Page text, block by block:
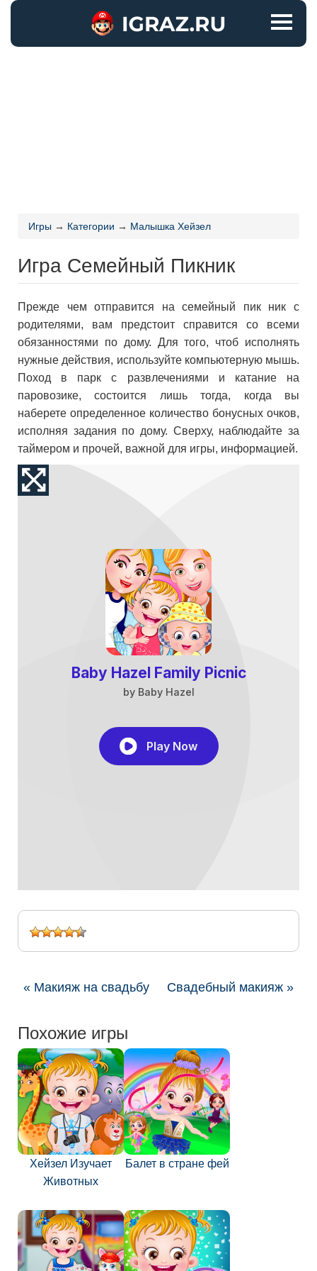
Игры → Категории → Малышка Хейзел
Игра Семейный Пикник
Прежде чем отправится на семейный пик ник с
родителями, вам предстоит справится со всеми
обязанностями по дому. Для того, чтоб исполнять
нужные действия, используйте компьютерную мышь.
Поход в парк с развлечениями и катание на
паровозике, состоится лишь тогда, когда вы
наберете определенное количество бонусных очков,
исполняя задания по дому. Сверху, наблюдайте за
таймером и прочей, важной для игры, информацией.
« Макияж на свадьбу Свадебный макияж »
Похожие игры
Хейзел Изучает
Животных
Балет в стране фей